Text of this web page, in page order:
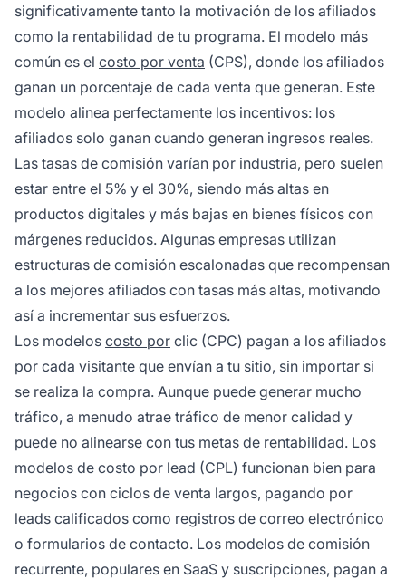
significativamente tanto la motivación de los afiliados
como la rentabilidad de tu programa. El modelo más
común es el costo por venta (CPS), donde los afiliados
ganan un porcentaje de cada venta que generan. Este
modelo alinea perfectamente los incentivos: los
afiliados solo ganan cuando generan ingresos reales.
Las tasas de comisión varían por industria, pero suelen
estar entre el 5% y el 30%, siendo más altas en
productos digitales y más bajas en bienes físicos con
márgenes reducidos. Algunas empresas utilizan
estructuras de comisión escalonadas que recompensan
a los mejores afiliados con tasas más altas, motivando
así a incrementar sus esfuerzos.
Los modelos costo por clic (CPC) pagan a los afiliados
por cada visitante que envían a tu sitio, sin importar si
se realiza la compra. Aunque puede generar mucho
tráfico, a menudo atrae tráfico de menor calidad y
puede no alinearse con tus metas de rentabilidad. Los
modelos de costo por lead (CPL) funcionan bien para
negocios con ciclos de venta largos, pagando por
leads calificados como registros de correo electrónico
o formularios de contacto. Los modelos de comisión
recurrente, populares en SaaS y suscripciones, pagan a